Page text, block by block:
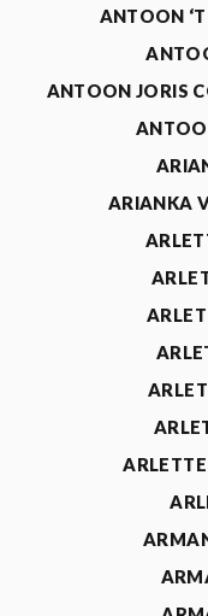
ANTOON
ANTOON JORIS
ARIANKA